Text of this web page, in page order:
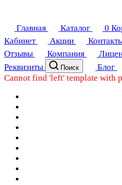
Главная Каталог 0
Кабинет
Акции
Отзывы
Компания
Реквизиты
Поиск Блог
Cannot find 'left' template with